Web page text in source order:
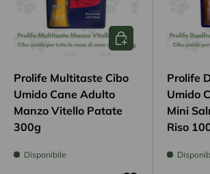
Prolife Multitaste Cibo
Umido Cane Adulto
Manzo Vitello Patate
300g
Disponibile
Aggiungi al carrello
Prolife
Umido
Mini
Riso